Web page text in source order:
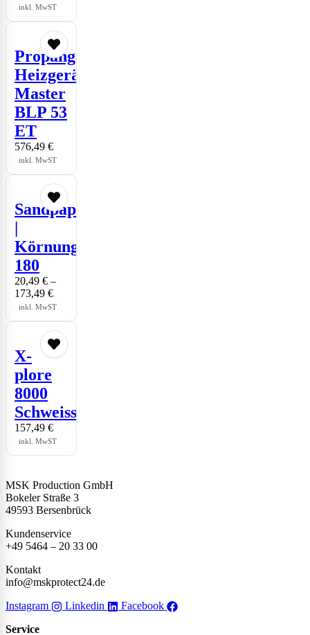
inkl. MwST
Propangas-
Heizgerät
Master
BLP 53
ET
576,49 €
inkl. MwST
Sandpapier
|
Körnung
180
20,49 € –
173,49 €
inkl. MwST
X-
plore
8000
Schweisserguertel
157,49 €
inkl. MwST
MSK Production GmbH
Bokeler Straße 3
49593 Bersenbrück
Kundenservice
+49 5464 – 20 33 00
Kontakt
info@mskprotect24.de
Instagram
Linkedin Facebook
Service